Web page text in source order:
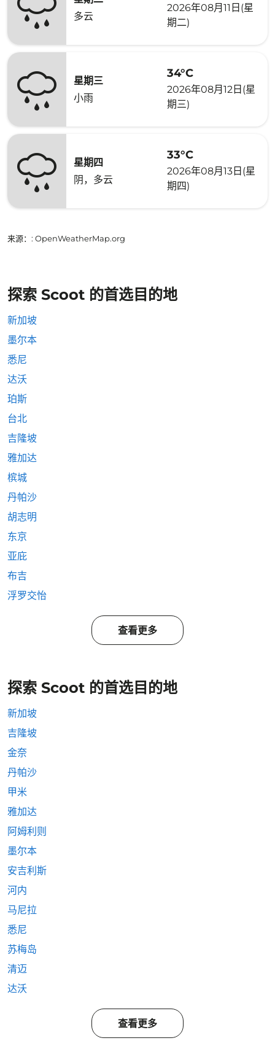
多云
2026年08月11日(星
期二)
星期三
小雨
34°C
2026年08月12日(星
期三)
星期四
阴，多云
33°C
2026年08月13日(星
期四)
来源： : OpenWeatherMap.org
探索 Scoot 的首选目的地
新加坡
墨尔本
悉尼
达沃
珀斯
台北
吉隆坡
雅加达
槟城
丹帕沙
胡志明
东京
亚庇
布吉
浮罗交怡
查看更多
探索 Scoot 的首选目的地
新加坡
吉隆坡
金奈
丹帕沙
甲米
雅加达
阿姆利则
墨尔本
安吉利斯
河内
马尼拉
悉尼
苏梅岛
清迈
达沃
查看更多